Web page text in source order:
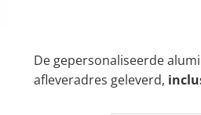
De gepersonaliseerde
afleveradres geleverd,